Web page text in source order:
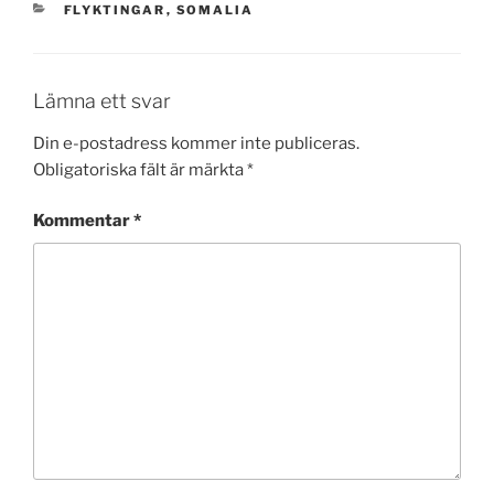
KATEGORIER
FLYKTINGAR , SOMALIA
Lämna ett svar
Din e-postadress kommer inte publiceras.
Obligatoriska fält är märkta*
Kommentar*